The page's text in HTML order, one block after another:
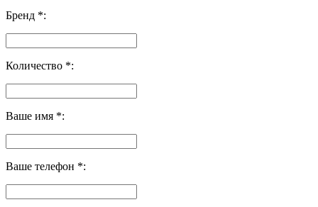
Бренд *:
Количество *:
Ваше имя *:
Ваше телефон *: